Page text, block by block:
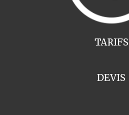
TARIFS
DEVIS